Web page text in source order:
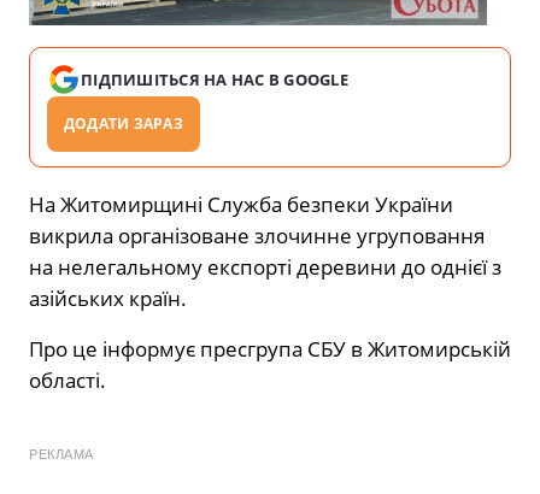
ПІДПИШІТЬСЯ НА НАС В GOOGLE
ДОДАТИ ЗАРАЗ
На Житомирщині Служба безпеки України
викрила організоване злочинне угруповання
на нелегальному експорті деревини до однієї з
азійських країн.
Про це інформує пресгрупа СБУ в Житомирській
області.
РЕКЛАМА